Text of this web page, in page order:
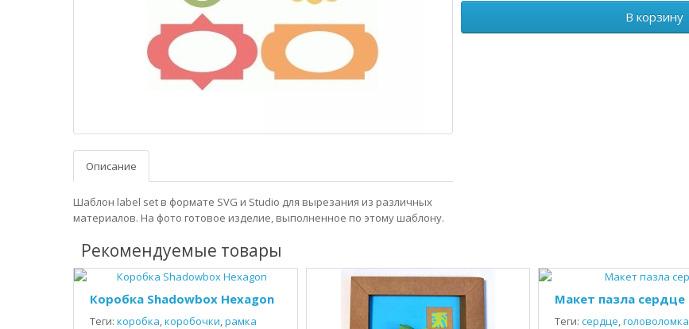
Описание
Шаблон label set в формате SVG и Studio для вырезания из различных
материалов. На фото готовое изделие, выполненное по этому шаблону.
В корзину
Рекомендуемые товары
Коробка Shadowbox Hexagon
Теги: коробка,коробочки,рамка
Макет пазла сердце
Теги: сердце,головоломка